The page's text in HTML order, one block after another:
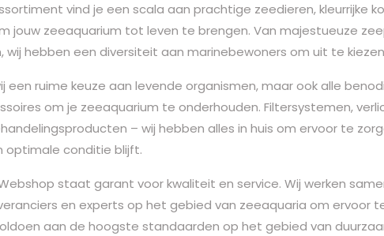
vind je een scala aan prachtige zeedieren, kleurrijke
jouw zeeaquarium tot leven te brengen. Van majestueuze
wij hebben een diversiteit aan marinebewoners om uit te
een ruime keuze aan levende organismen, maar ook alle
om je zeeaquarium te onderhouden. Filtersystemen,
– wij hebben alles in huis om ervoor te
optimale conditie blijft.
staat garant voor kwaliteit en service. Wij werken
en experts op het gebied van zeeaquaria om ervoor
aan de hoogste standaarden op het gebied van